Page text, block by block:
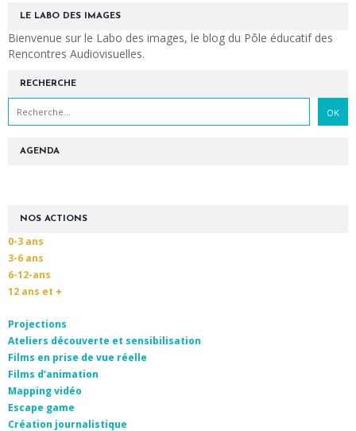
RECHERCHE
LE LABO DES IMAGES
Bienvenue sur le Labo des images, le blog du Pôle éducatif des
Rencontres Audiovisuelles.
NOS ACTIONS
0-3 ans
3-6 ans
6-12-ans
12 ans et +
Projections
Ateliers découverte et sensibilisation
Films en prise de vue réelle
Films d’animation
Mapping vidéo
Escape game
Création journalistique
AGENDA